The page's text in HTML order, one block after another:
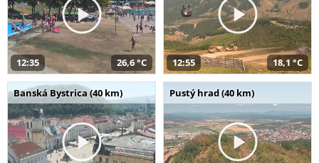
12:35 26,6 °C 12:55 18,1 °C
Banská Bystrica (40 km) Pustý hrad (40 km)